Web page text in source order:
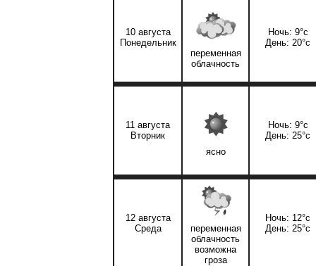
10 августа
Понедельник
переменная
облачность
Ночь: 9°c
День: 20°c
11 августа
Вторник
ясно
Ночь: 9°c
День: 25°c
12 августа
Среда
переменная
облачность
возможна
гроза
Ночь: 12°c
День: 25°c